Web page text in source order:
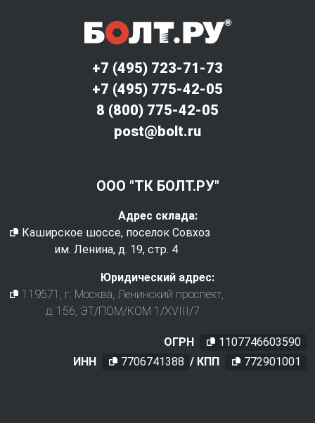
+7 (495) 723-71-73
+7 (495) 775-42-05
8 (800) 775-42-05
post@bolt.ru
ООО "ТК БОЛТ.РУ"
Адрес склада:
Каширское шоссе, поселок Совхоз
им. Ленина, д. 19, стр. 4
Юридический адрес:
119571 , г. Москва, Ленинский проспект,
д. 156, ЭТ/ПОМ/КОМ 1/XVIII/7
ОГРН
1107746603590
ИНН
7706741388 / КПП 772901001